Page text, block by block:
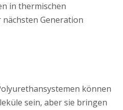
in thermischen
Generation
können
sein, aber sie bringen